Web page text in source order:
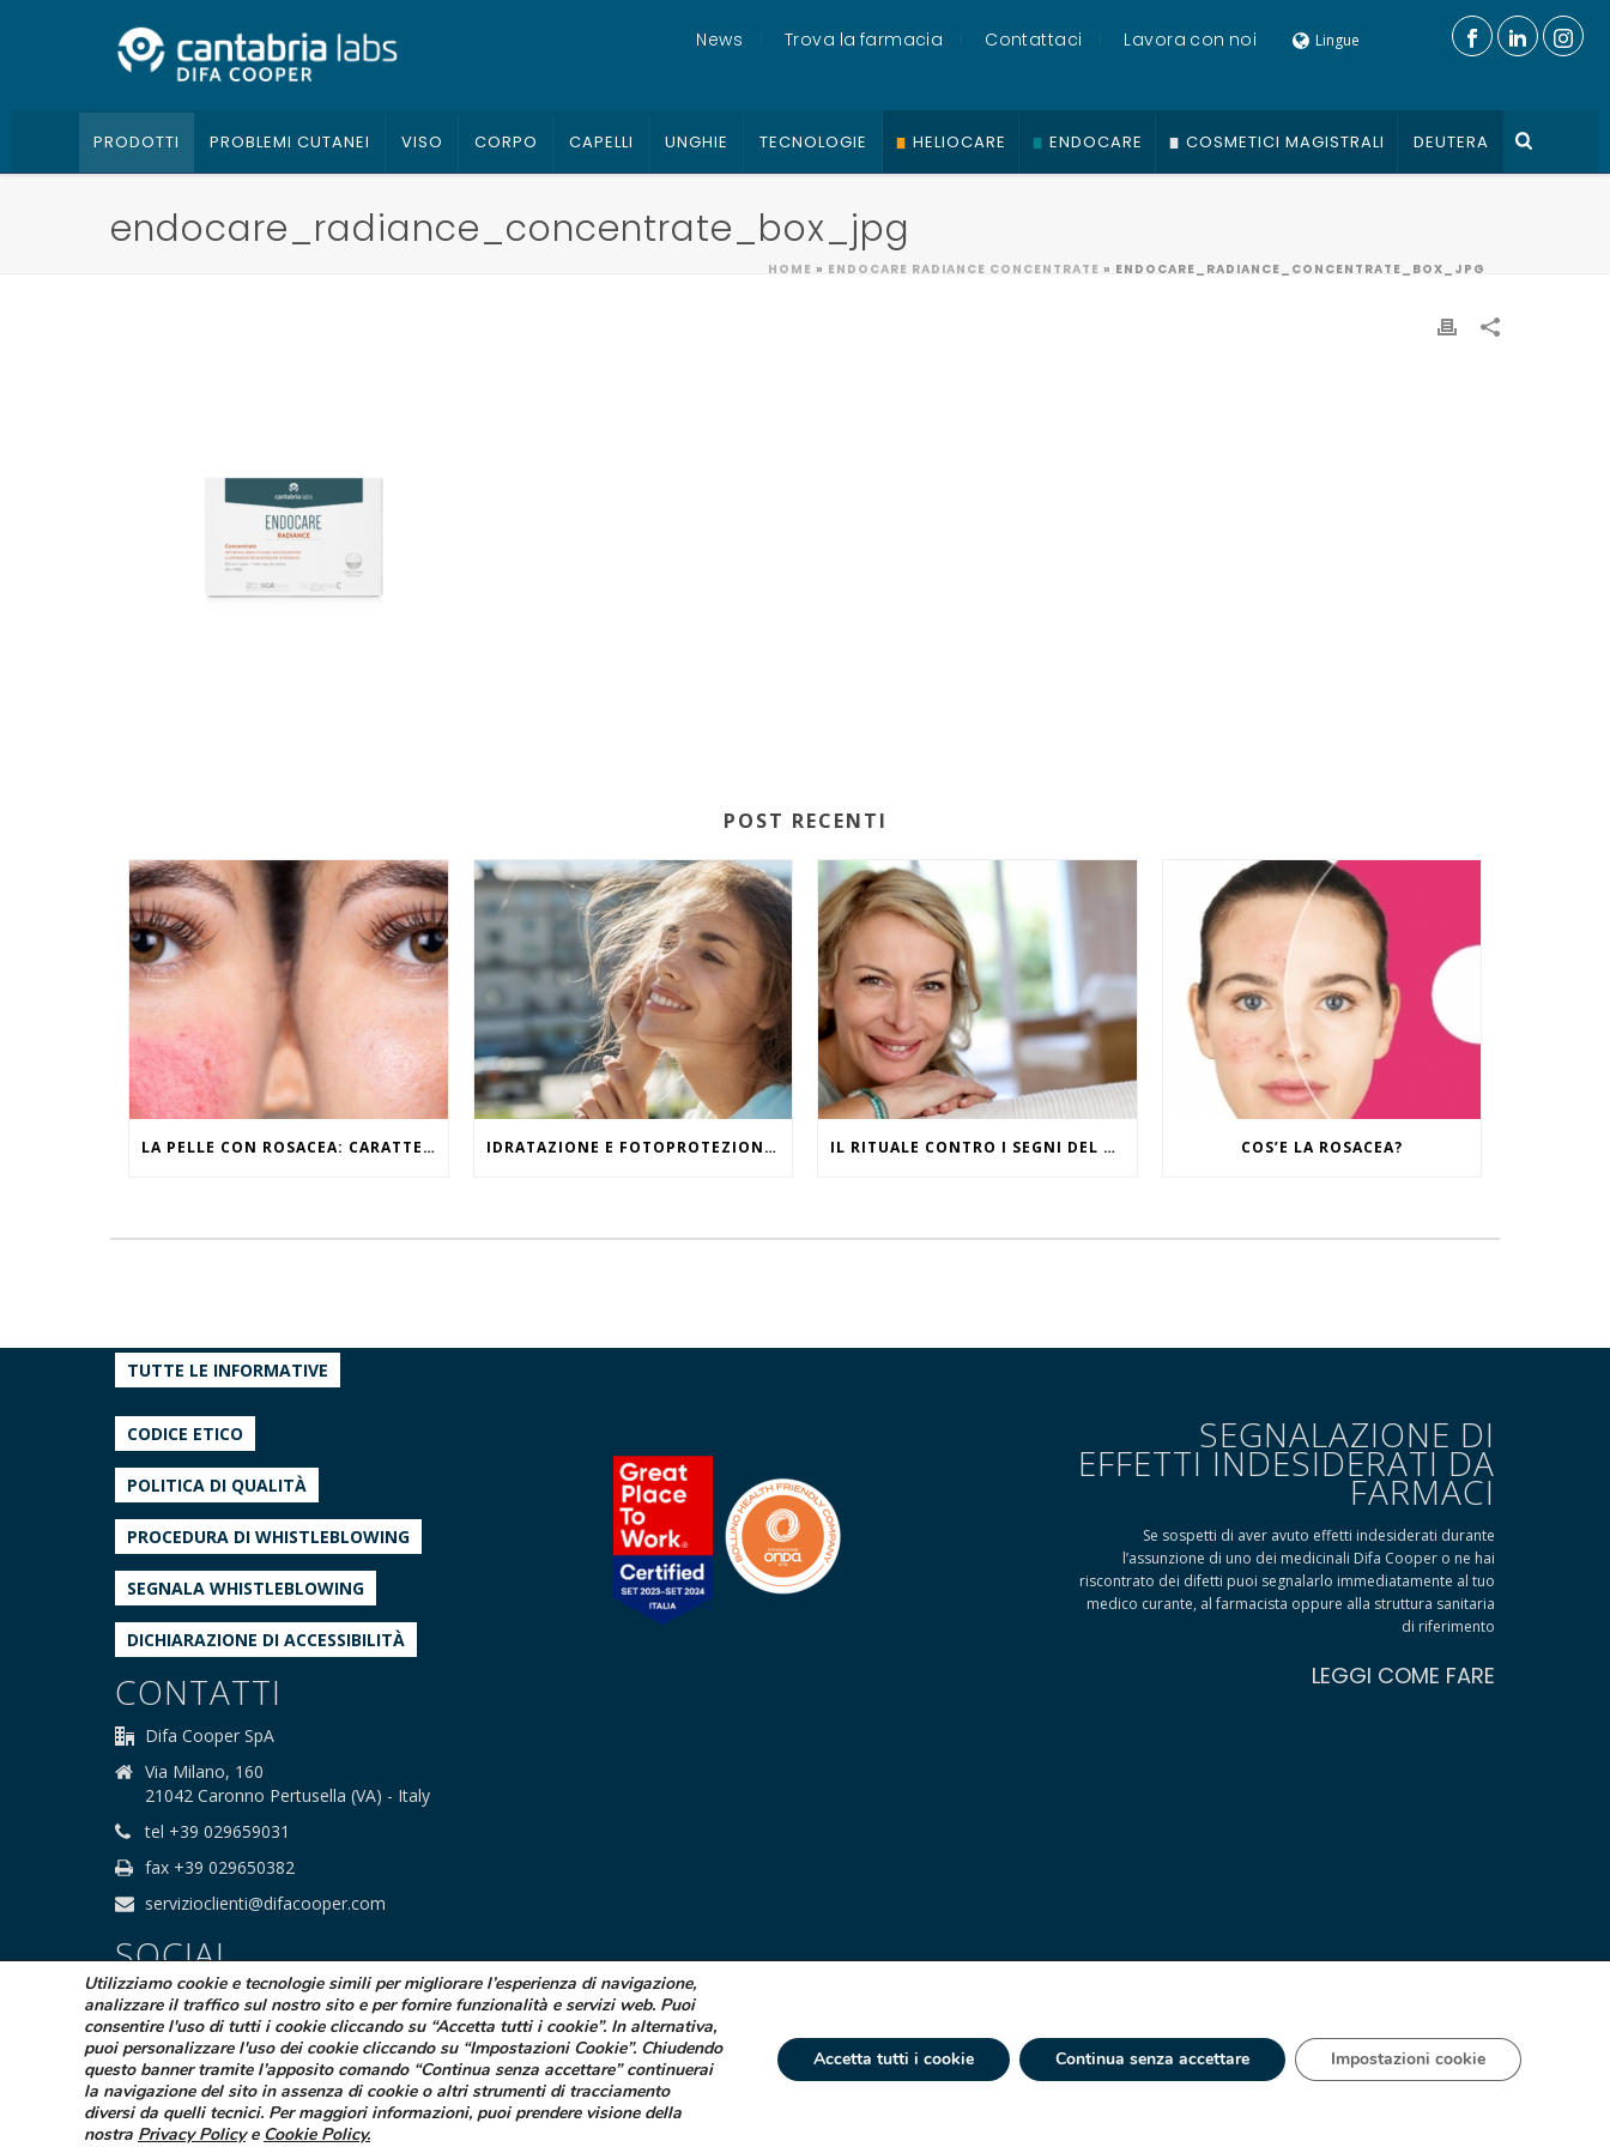
News Trova la farmacia Contattaci Lavora con noi Lingue
PRODOTTI PROBLEMI CUTANEI VISO CORPO CAPELLI UNGHIE TECNOLOGIE HELIOCARE ENDOCARE COSMETICI MAGISTRALI DEUTERA
endocare_radiance_concentrate_box_jpg
HOME » ENDOCARE RADIANCE CONCENTRATE » ENDOCARE_RADIANCE_CONCENTRATE_BOX_JPG
POST RECENTI
LA PELLE CON ROSACEA: CARATTERISTICHE ED EFFETTI DEL CALDO IDRATAZIONE E FOTOPROTEZIONE, WHAT ELSE? IL RITUALE CONTRO I SEGNI DEL TEMPO COS’E LA ROSACEA?
TUTTE LE INFORMATIVE
CODICE ETICO
POLITICA DI QUALITÀ
PROCEDURA DI WHISTLEBLOWING
SEGNALA WHISTLEBLOWING
DICHIARAZIONE DI ACCESSIBILITÀ
CONTATTI
Difa Cooper SpA
Via Milano, 160
21042 Caronno Pertusella (VA) - Italy
tel +39 029659031
fax +39 029650382
servizioclienti@difacooper.com
SOCIAL
SEGNALAZIONE DI
EFFETTI INDESIDERATI DA
FARMACI
Se sospetti di aver avuto effetti indesiderati durante
l’assunzione di uno dei medicinali Difa Cooper o ne hai
riscontrato dei difetti puoi segnalarlo immediatamente al tuo
medico curante, al farmacista oppure alla struttura sanitaria
di riferimento
LEGGI COME FARE
© 2025 Difa Cooper SpA - Capitale Sociale € 750.000 i.v. Socio Unico | R.E.A. (VA) 129020 - C.F. P. IVA e Reg. Impr. (VA) - IT 00334560125 Estero Mecc. (VA) 018393
Società soggetta ad attività di direzione e coordinamento di Industrial Farmacéutical Cantabria S.A. España
Utilizziamo cookie e tecnologie simili per migliorare l’esperienza di navigazione,
analizzare il traffico sul nostro sito e per fornire funzionalità e servizi web. Puoi
consentire l'uso di tutti i cookie cliccando su “Accetta tutti i cookie”. In alternativa,
puoi personalizzare l'uso dei cookie cliccando su “Impostazioni Cookie”. Chiudendo
questo banner tramite l’apposito comando “Continua senza accettare” continuerai
la navigazione del sito in assenza di cookie o altri strumenti di tracciamento
diversi da quelli tecnici. Per maggiori informazioni, puoi prendere visione della
nostra Privacy Policye Cookie Policy.
Accetta tutti i cookie Continua senza accettare Impostazioni cookie